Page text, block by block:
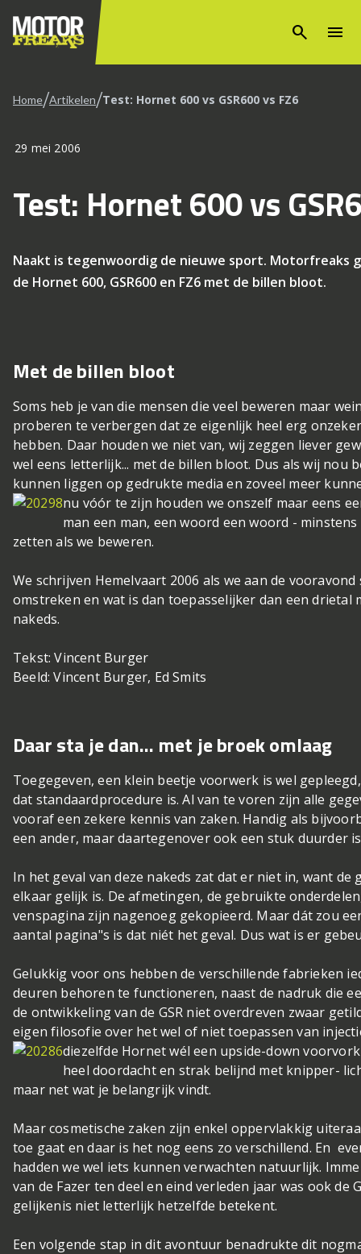
search menu
Home/Artikelen/Test: Hornet 600 vs GSR600 vs FZ6
29 mei 2006
Test: Hornet 600 vs
Naakt is tegenwoordig de nieuwe sport. Motorfreaks
de Hornet 600, GSR600 en FZ6 met de billen bloot.
Met de billen bloot
Soms heb je van die mensen die veel beweren maar
proberen te verbergen dat ze eigenlijk heel erg
hebben. Daar houden we niet van, wij zeggen liever
wel eens letterlijk... met de billen bloot. Dus als wij
kunnen liggen op gedrukte media en zoveel meer
nu vóór te zijn houden we onszelf maar eens
man een man, een woord een woord -
zetten als we beweren.
We schrijven Hemelvaart 2006 als we aan de
omstreken en wat is dan toepasselijker dan een
nakeds.
Tekst: Vincent Burger
Beeld: Vincent Burger, Ed Smits
Daar sta je dan... met je broek omlaag
Toegegeven, een klein beetje voorwerk is wel
dat standaardprocedure is. Al van te voren zijn alle
vooraf een zekere kennis van zaken. Handig als
een ander, maar daartegenover ook een stuk duurder
In het geval van deze nakeds zat dat er niet in, want
elkaar gelijk is. De afmetingen, de gebruikte
venspagina zijn nagenoeg gekopieerd. Maar dát zou
aantal pagina"s is dat niét het geval. Dus wat is er
Gelukkig voor ons hebben de verschillende fabrieken
deuren behoren te functioneren, naast de nadruk die
de ontwikkeling van de GSR niet overdreven zwaar
eigen filosofie over het wel of niet toepassen van
diezelfde Hornet wéleen upside-down
heel doordacht en strak belijnd met knipper-
maar net wat je belangrijk vindt.
Maar cosmetische zaken zijn enkel oppervlakkig
toe gaat en daar is het nog eens zo verschillend. En
hadden we wel iets kunnen verwachten natuurlijk.
van de Fazer ten deel en eind verleden jaar was ook de
gelijkenis niet letterlijk hetzelfde betekent.
Een volgende stap in dit avontuur benadrukte dit